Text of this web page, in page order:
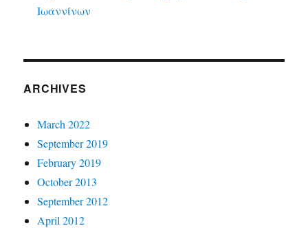
Ιωαννίνων
ARCHIVES
March 2022
September 2019
February 2019
October 2013
September 2012
April 2012